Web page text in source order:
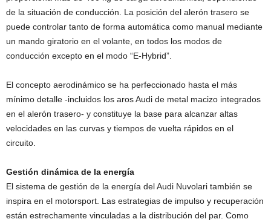
de la situación de conducción. La posición del alerón trasero se
puede controlar tanto de forma automática como manual mediante
un mando giratorio en el volante, en todos los modos de
conducción excepto en el modo “E-Hybrid”.
El concepto aerodinámico se ha perfeccionado hasta el más
mínimo detalle -incluidos los aros Audi de metal macizo integrados
en el alerón trasero- y constituye la base para alcanzar altas
velocidades en las curvas y tiempos de vuelta rápidos en el
circuito.
Gestión dinámica de la energía
El sistema de gestión de la energía del Audi Nuvolari también se
inspira en el motorsport. Las estrategias de impulso y recuperación
están estrechamente vinculadas a la distribución del par. Como